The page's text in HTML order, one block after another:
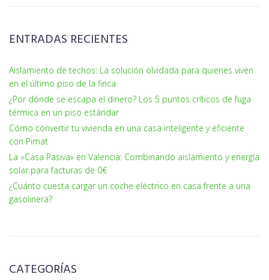
ENTRADAS RECIENTES
Aislamiento de techos: La solución olvidada para quienes viven
en el último piso de la finca
¿Por dónde se escapa el dinero? Los 5 puntos críticos de fuga
térmica en un piso estándar
Cómo convertir tu vivienda en una casa inteligente y eficiente
con Pimat
La «Casa Pasiva» en Valencia: Combinando aislamiento y energía
solar para facturas de 0€
¿Cuánto cuesta cargar un coche eléctrico en casa frente a una
gasolinera?
CATEGORÍAS